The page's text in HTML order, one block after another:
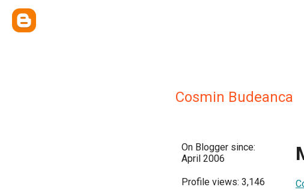
Cosmin Budeanca
On Blogger since:
April 2006
Profile views: 3,146